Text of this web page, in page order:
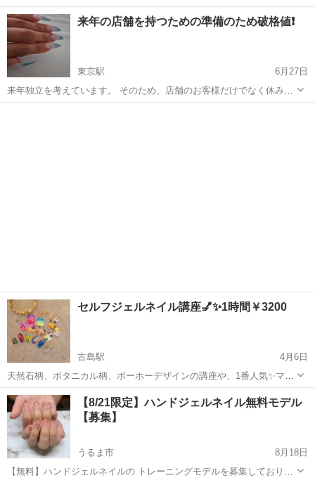
業しませんか？ スピードアップのコツや、つまずくポイントを見分
け、スクール生ひとりひとりに合った適切な指導を行うため卒業時の
沖縄 豊見城市 赤嶺駅 ジェルネイル まつ毛エクステ
来年の店舗を持つための準備のため破格値❗
東京駅
6月27日
来年独立を考えています。 そのため、店舗のお客様だけでなく休みの
日もお客様に接し、独立イメージ作りをするためなので破格値で対応
セルフジェルネイル講座💅✨1時間￥3200
古島駅
4月6日
天然石柄、ボタニカル柄、ボーホーデザインの講座や、1番人気✨マシ
ンの使い方などジェルネイルに関しての技術をお教えします✨ 知識や
材料も授業中に沢山教えます⋆🌙·̩͙‪⋆͛ ネイルは独学でもできますが、1番
は知識が技術と結び付...
沖縄 浦添市 古島駅 ジェルネイル セルフ
【8/21限定】ハンドジェルネイル無料モデル
【募集】
うるま市
8月18日
【無料】ハンドジェルネイルの トレーニングモデルを募集しておりま